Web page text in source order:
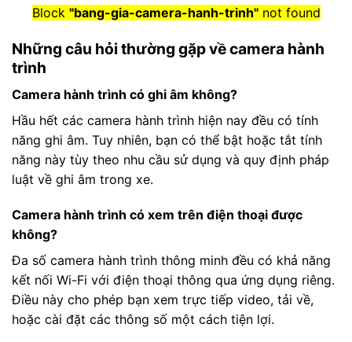
Block "bang-gia-camera-hanh-trinh"not found
Những câu hỏi thường gặp về camera hành
trình
Camera hành trình có ghi âm không?
Hầu hết các camera hành trình hiện nay đều có tính
năng ghi âm. Tuy nhiên, bạn có thể bật hoặc tắt tính
năng này tùy theo nhu cầu sử dụng và quy định pháp
luật về ghi âm trong xe.
Camera hành trình có xem trên điện thoại được
không?
Đa số camera hành trình thông minh đều có khả năng
kết nối Wi-Fi với điện thoại thông qua ứng dụng riêng.
Điều này cho phép bạn xem trực tiếp video, tải về,
hoặc cài đặt các thông số một cách tiện lợi.